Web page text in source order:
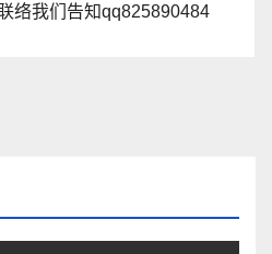
络我们告知qq825890484